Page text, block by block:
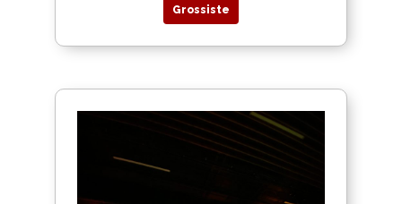
Grossiste